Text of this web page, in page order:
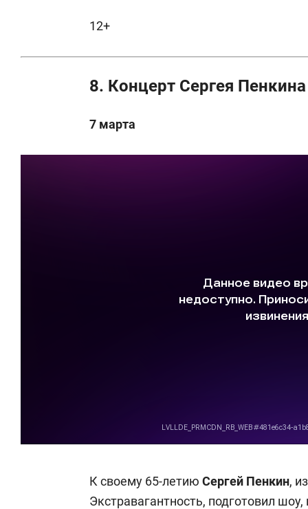
12+
8. Концерт Сергея Пенкина
7 марта
К своему 65-летию Сергей Пенкин,
Экстравагантность, подготовил